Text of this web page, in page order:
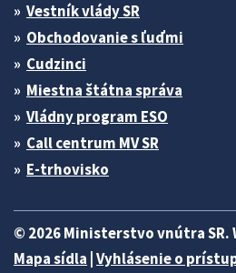
Vestník vlády SR
Obchodovanie s ľuďmi
Cudzinci
Miestna štátna správa
Vládny program ESO
Call centrum MV SR
E-trhovisko
© 2026 Ministerstvo vnútra SR.
Mapa sídla Vyhlásenie o